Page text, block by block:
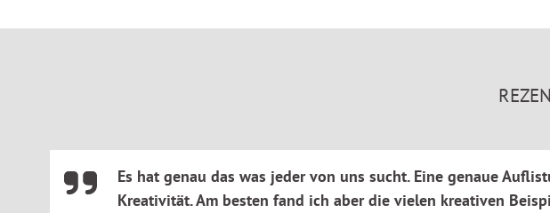
Aufgebaut nach der Micro-Learning-Methode: In kleinen Units zum großen
Bewerbungserfolg!Es hat genau das was jeder von uns sucht. Eine genaue
Kreativität. Am besten fand ich aber die vielen kreativen